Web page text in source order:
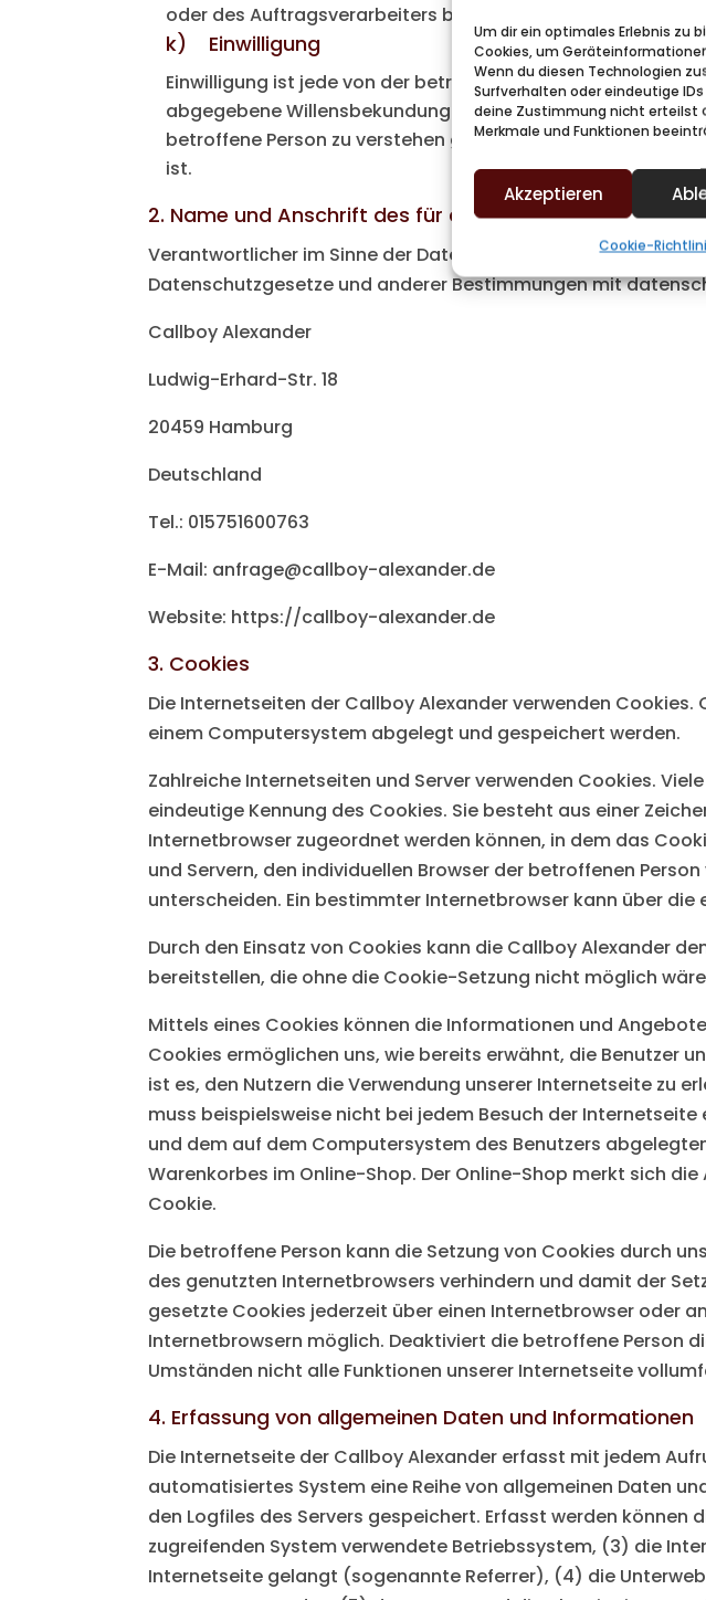
Um dir ein optimales Erlebnis zu
Cookies, um
Wenn du diesen Technologien
Surfverhalten oder eindeutige
deine Zustimmung nicht erteilst
Merkmale und Funktionen
Akzeptieren
Cookie-
oder des Auftragsverarbeiters befugt sind, die
k) Einwilligung
Einwilligung ist jede von der betroffenen Person freiwillig
abgegebene Willensbekundung in Form einer Erklärung
betroffene Person zu verstehen gibt, dass sie mit der
ist.
2. Name und Anschrift des für die Verarbeitung
Verantwortlicher im Sinne der Datenschutz-
Datenschutzgesetze und anderer Bestimmungen mit
Callboy Alexander
Ludwig-Erhard-Str. 18
20459 Hamburg
Deutschland
Tel.: 015751600763
E-Mail: anfrage@callboy-alexander.de
Website: https://callboy-alexander.de
3. Cookies
Die Internetseiten der Callboy Alexander verwenden
einem Computersystem abgelegt und gespeichert werden.
Zahlreiche Internetseiten und Server verwenden Cookies.
eindeutige Kennung des Cookies. Sie besteht aus einer
Internetbrowser zugeordnet werden können, in dem das
und Servern, den individuellen Browser der betroffenen
unterscheiden. Ein bestimmter Internetbrowser kann über
Durch den Einsatz von Cookies kann die Callboy Alexander
bereitstellen, die ohne die Cookie-Setzung nicht möglich
Mittels eines Cookies können die Informationen und
Cookies ermöglichen uns, wie bereits erwähnt, die Benutzer
ist es, den Nutzern die Verwendung unserer Internetseite zu
muss beispielsweise nicht bei jedem Besuch der
und dem auf dem Computersystem des Benutzers
Warenkorbes im Online-Shop. Der Online-Shop merkt sich
Cookie.
Die betroffene Person kann die Setzung von Cookies durch
des genutzten Internetbrowsers verhindern und damit der
gesetzte Cookies jederzeit über einen Internetbrowser oder
Internetbrowsern möglich. Deaktiviert die betroffene Person
Umständen nicht alle Funktionen unserer Internetseite
4. Erfassung von allgemeinen Daten und Informationen
Die Internetseite der Callboy Alexander erfasst mit jedem
automatisiertes System eine Reihe von allgemeinen Daten
den Logfiles des Servers gespeichert. Erfasst werden
zugreifenden System verwendete Betriebssystem, (3) die
Internetseite gelangt (sogenannte Referrer), (4) die